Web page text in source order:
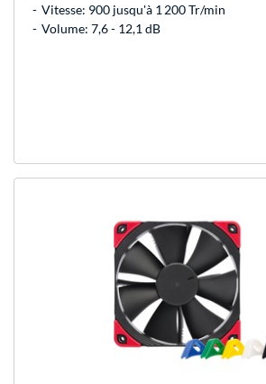
Vitesse: 900 jusqu'à 1 200 Tr/min
Volume: 7,6 - 12,1 dB